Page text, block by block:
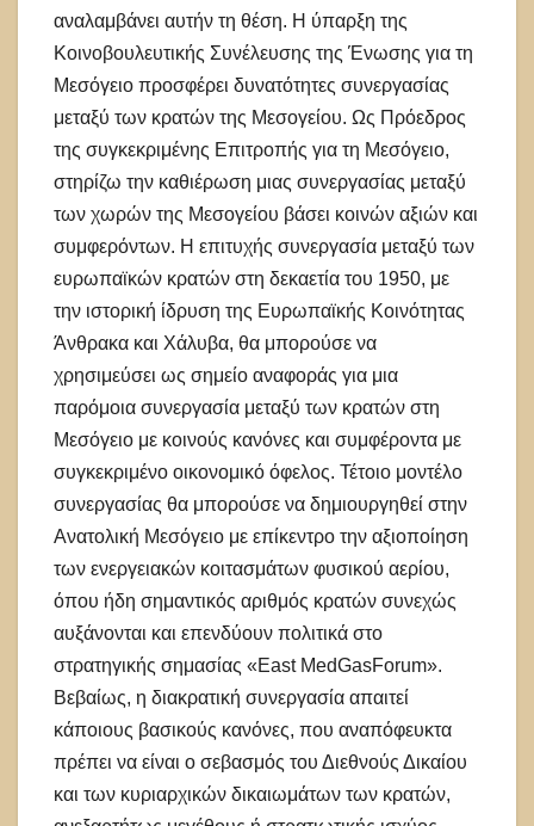
αναλαμβάνει αυτήν τη θέση. Η ύπαρξη της
Κοινοβουλευτικής Συνέλευσης της Ένωσης για τη
Μεσόγειο προσφέρει δυνατότητες συνεργασίας
μεταξύ των κρατών της Μεσογείου. Ως Πρόεδρος
της συγκεκριμένης Επιτροπής για τη Μεσόγειο,
στηρίζω την καθιέρωση μιας συνεργασίας μεταξύ
των χωρών της Μεσογείου βάσει κοινών αξιών και
συμφερόντων. Η επιτυχής συνεργασία μεταξύ των
ευρωπαϊκών κρατών στη δεκαετία του 1950, με
την ιστορική ίδρυση της Ευρωπαϊκής Κοινότητας
Άνθρακα και Χάλυβα, θα μπορούσε να
χρησιμεύσει ως σημείο αναφοράς για μια
παρόμοια συνεργασία μεταξύ των κρατών στη
Μεσόγειο με κοινούς κανόνες και συμφέροντα με
συγκεκριμένο οικονομικό όφελος. Τέτοιο μοντέλο
συνεργασίας θα μπορούσε να δημιουργηθεί στην
Ανατολική Μεσόγειο με επίκεντρο την αξιοποίηση
των ενεργειακών κοιτασμάτων φυσικού αερίου,
όπου ήδη σημαντικός αριθμός κρατών συνεχώς
αυξάνονται και επενδύουν πολιτικά στο
στρατηγικής σημασίας «East MedGasForum».
Βεβαίως, η διακρατική συνεργασία απαιτεί
κάποιους βασικούς κανόνες, που αναπόφευκτα
πρέπει να είναι ο σεβασμός του Διεθνούς Δικαίου
και των κυριαρχικών δικαιωμάτων των κρατών,